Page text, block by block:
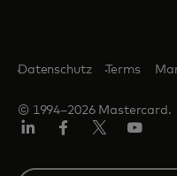
© 1994–2026 Mastercard.
Datenschutz Terms